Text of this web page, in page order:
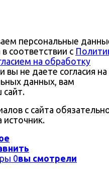
персональные
соответствии с
на обработку
вы не даете согласия на
данных, вам
с сайта
источник.
0вы смотрели